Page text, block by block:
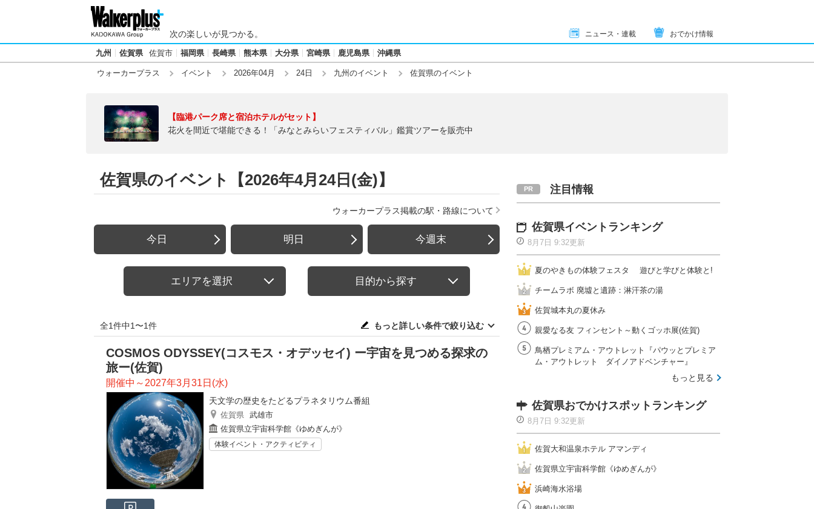
次の楽しいが見つかる。 ニュース・連載 おでかけ情報
九州 佐賀県 佐賀市 福岡県 長崎県 熊本県 大分県 宮崎県 鹿児島県 沖縄県
ウォーカープラス イベント 2026年04月 24日 九州のイベント 佐賀県のイベント
【臨港パーク席と宿泊ホテルがセット】
花火を間近で堪能できる！「みなとみらいフェスティバル」鑑賞ツアーを販売中
佐賀県のイベント【2026年4月24日(金)】
ウォーカープラス掲載の駅・路線について
今日 明日 今週末
エリアを選択 目的から探す
全1件中1〜1件 もっと詳しい条件で絞り込む
COSMOS ODYSSEY(コスモス・オデッセイ) ー宇宙を見つめる探求の
旅ー(佐賀)
開催中～2027年3月31日(水)
天文学の歴史をたどるプラネタリウム番組
佐賀県 武雄市
佐賀県立宇宙科学館《ゆめぎんが》
体験イベント・アクティビティ
注目情報
佐賀県イベントランキング
8月7日 9:32更新
夏のやきもの体験フェスタ 遊びと学びと体験と!
チームラボ 廃墟と遺跡：淋汗茶の湯
佐賀城本丸の夏休み
親愛なる友 フィンセント～動くゴッホ展(佐賀)
鳥栖プレミアム・アウトレット『パウッとプレミア
ム・アウトレット ダイノアドベンチャー』
もっと見る
佐賀県おでかけスポットランキング
8月7日 9:32更新
佐賀大和温泉ホテル アマンディ
佐賀県立宇宙科学館《ゆめぎんが》
浜崎海水浴場